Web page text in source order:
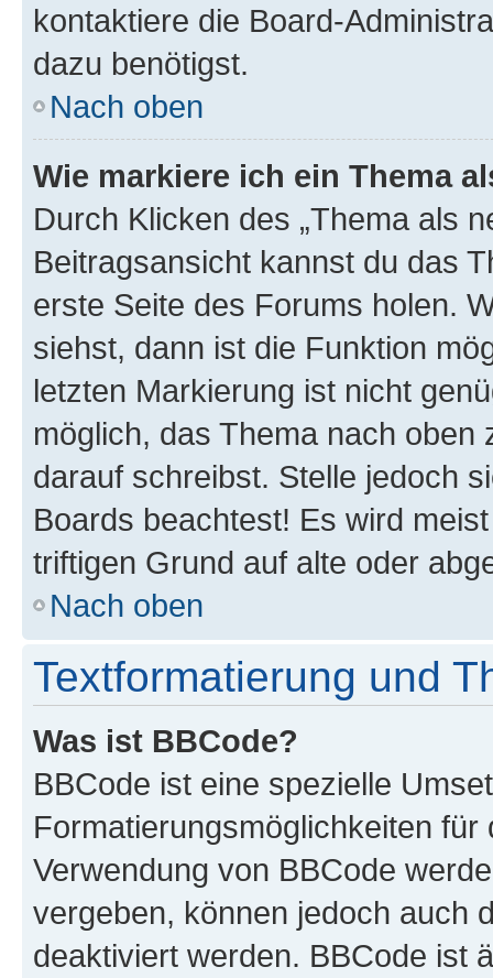
kontaktiere die Board-
dazu benötigst.
Nach oben
Wie markiere ich ein Thema
Durch Klicken des „Thema als
Beitragsansicht kannst du das
erste Seite des Forums holen.
siehst, dann ist die Funktion
letzten Markierung ist nicht
möglich, das Thema nach oben
darauf schreibst. Stelle jedoch
Boards beachtest! Es wird
triftigen Grund auf alte oder
Nach oben
Textformatierung und
Was ist BBCode?
BBCode ist eine spezielle
Formatierungsmöglichkeiten
Verwendung von BBCode
vergeben, können jedoch auch
deaktiviert werden. BBCode ist